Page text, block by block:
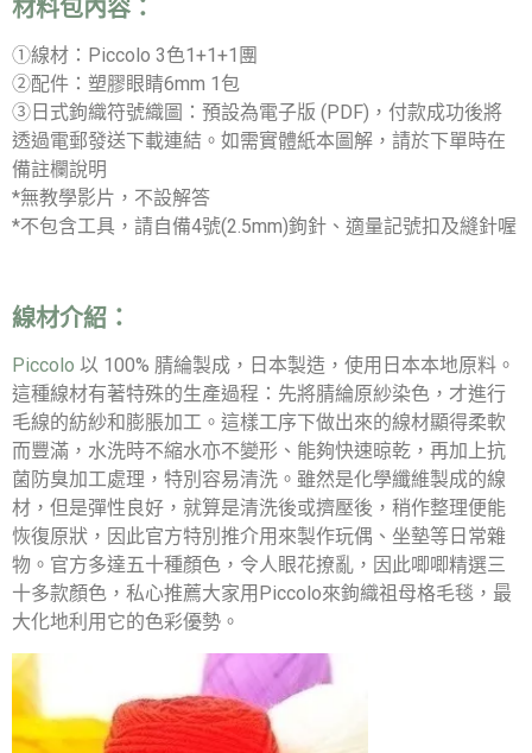
材料包內容：
①線材：Piccolo 3色1+1+1團
②配件：塑膠眼睛6mm 1包
③日式鉤織符號織圖：預設為電子版 (PDF)，付款成功後將
透過電郵發送下載連結。如需實體紙本圖解，請於下單時在
備註欄說明
*無教學影片，不設解答
*不包含工具，請自備4號(2.5mm)鉤針、適量記號扣及縫針喔
線材介紹：
Piccolo 以 100% 腈綸製成，日本製造，使用日本本地原料。
這種線材有著特殊的生產過程：先將腈綸原紗染色，才進行
毛線的紡紗和膨脹加工。這樣工序下做出來的線材顯得柔軟
而豐滿，水洗時不縮水亦不變形、能夠快速晾乾，再加上抗
菌防臭加工處理，特別容易清洗。雖然是化學纖維製成的線
材，但是彈性良好，就算是清洗後或擠壓後，稍作整理便能
恢復原狀，因此官方特別推介用來製作玩偶、坐墊等日常雜
物。官方多達五十種顏色，令人眼花撩亂，因此唧唧精選三
十多款顏色，私心推薦大家用Piccolo來鉤織祖母格毛毯，最
大化地利用它的色彩優勢。